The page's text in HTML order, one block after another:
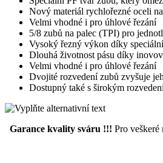
Nový materiál rychlořezné oceli
Velmi vhodné i pro úhlové řezání
5/8 zubů na palec (TPI) pro
Vysoký řezný výkon díky
Dlouhá životnost pásu díky
Velmi vhodné i pro úhlové řezání
Dvojité rozvedení zubů zvyšuje
Dostupný také s širokým
Garance kvality sváru !!! Pro veškeré